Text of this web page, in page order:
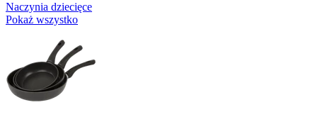
Naczynia dziecięce
Pokaż wszystko